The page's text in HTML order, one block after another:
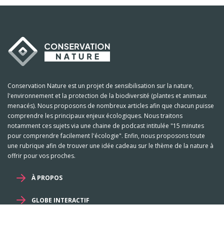
Conservation Nature est un projet de sensibilisation sur la nature,
l'environnement et la protection de la biodiversité (plantes et animaux
menacés). Nous proposons de nombreux articles afin que chacun puisse
comprendre les principaux enjeux écologiques. Nous traitons
notamment ces sujets via une chaine de podcast intitulée "15 minutes
pour comprendre facilement l'écologie". Enfin, nous proposons toute
une rubrique afin de trouver une idée cadeau sur le thème de la nature à
offrir pour vos proches.
À PROPOS
GLOBE INTERACTIF